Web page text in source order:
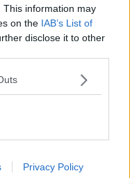
This information may
on the IAB’s List of
disclose it to other
Privacy Policy
per dare i servizi"
sui bus
sul freno
della pace
bilancio